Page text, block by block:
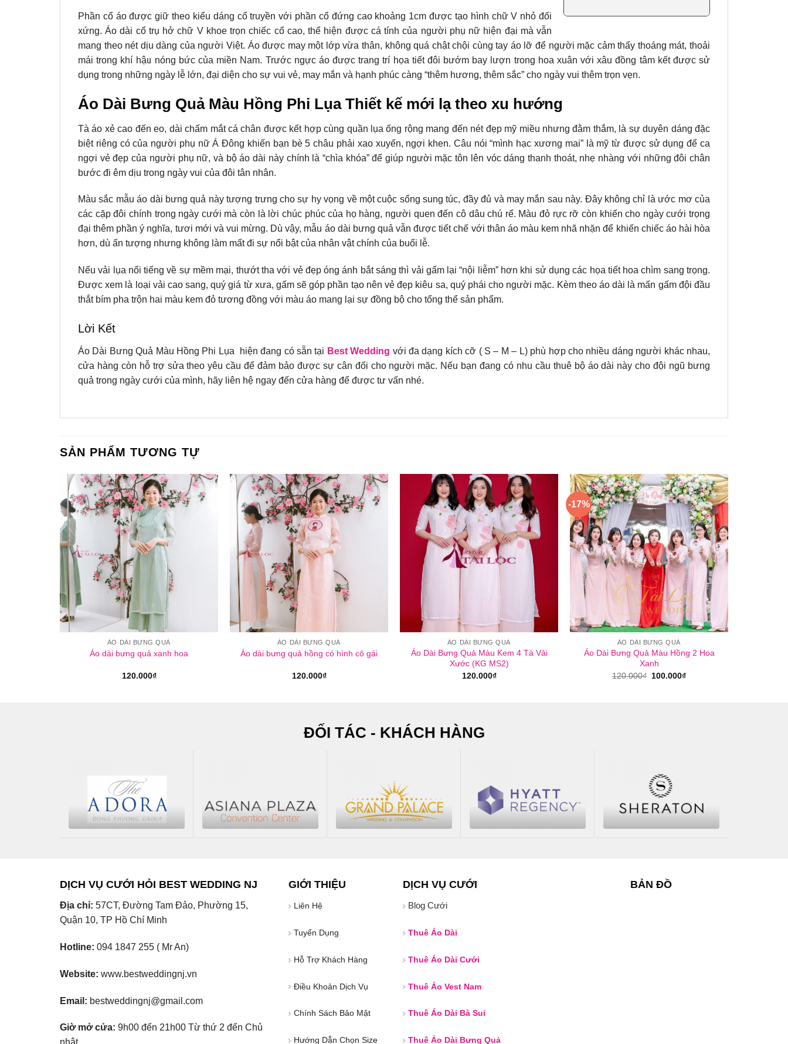
Phần cổ áo được giữ theo kiểu dáng cổ truyền với phần cổ đứng cao khoảng 1cm được tạo hình chữ V nhỏ đối
xứng. Áo dài cổ trụ hở chữ V khoe trọn chiếc cổ cao, thể hiện được cá tính của người phụ nữ hiện đại mà vẫn
mang theo nét dịu dàng của người Việt. Áo được may một lớp vừa thân, không quá chật chội cùng tay áo lỡ để người mặc cảm thấy thoáng mát, thoải
mái trong khí hậu nóng bức của miền Nam. Trước ngực áo được trang trí họa tiết đôi bướm bay lượn trong hoa xuân với xâu đồng tâm kết được sử
dụng trong những ngày lễ lớn, đại diện cho sự vui vẻ, may mắn và hạnh phúc càng “thêm hương, thêm sắc” cho ngày vui thêm trọn vẹn.
Áo Dài Bưng Quả Màu Hồng Phi Lụa Thiết kế mới lạ theo xu hướng
Tà áo xẻ cao đến eo, dài chấm mắt cá chân được kết hợp cùng quần lụa ống rộng mang đến nét đẹp mỹ miều nhưng đằm thắm, là sự duyên dáng đặc
biệt riêng có của người phụ nữ Á Đông khiến bạn bè 5 châu phải xao xuyến, ngợi khen. Câu nói “mình hạc xương mai” là mỹ từ được sử dụng để ca
ngợi vẻ đẹp của người phụ nữ, và bộ áo dài này chính là “chìa khóa” để giúp người mặc tôn lên vóc dáng thanh thoát, nhẹ nhàng với những đôi chân
bước đi êm dịu trong ngày vui của đôi tân nhân.
Màu sắc mẫu áo dài bưng quả này tượng trưng cho sự hy vọng về một cuộc sống sung túc, đầy đủ và may mắn sau này. Đây không chỉ là ước mơ của
các cặp đôi chính trong ngày cưới mà còn là lời chúc phúc của họ hàng, người quen đến cô dâu chú rể. Màu đỏ rực rỡ còn khiến cho ngày cưới trọng
đại thêm phần ý nghĩa, tươi mới và vui mừng. Dù vậy, mẫu áo dài bưng quả vẫn được tiết chế với thân áo màu kem nhã nhặn để khiến chiếc áo hài hòa
hơn, dù ấn tượng nhưng không làm mất đi sự nổi bật của nhân vật chính của buổi lễ.
Nếu vải lụa nổi tiếng về sự mềm mại, thướt tha với vẻ đẹp óng ánh bắt sáng thì vải gấm lại “nội liễm” hơn khi sử dụng các họa tiết hoa chìm sang trọng.
Được xem là loại vải cao sang, quý giá từ xưa, gấm sẽ góp phần tạo nên vẻ đẹp kiêu sa, quý phái cho người mặc. Kèm theo áo dài là mấn gấm đội đầu
thắt bím pha trộn hai màu kem đỏ tương đồng với màu áo mang lại sự đồng bộ cho tổng thể sản phẩm.
Lời Kết
Áo Dài Bưng Quả Màu Hồng Phi Lụa hiện đang có sẵn tại Best Wedding với đa dạng kích cỡ ( S – M – L) phù hợp cho nhiều dáng người khác nhau,
cửa hàng còn hỗ trợ sửa theo yêu cầu để đảm bảo được sự cân đối cho người mặc. Nếu bạn đang có nhu cầu thuê bộ áo dài này cho đội ngũ bưng
quả trong ngày cưới của mình, hãy liên hệ ngay đến cửa hàng để được tư vấn nhé.
SẢN PHẨM TƯƠNG TỰ
ÁO DÀI BƯNG QUẢ
Áo dài bưng quả xanh hoa
120.000₫
ÁO DÀI BƯNG QUẢ
Áo dài bưng quả hồng có hình cô gái
120.000₫
ÁO DÀI BƯNG QUẢ
Áo Dài Bưng Quả Màu Kem 4 Tà Vải
Xước (KG MS2)
120.000₫
-17%
ÁO DÀI BƯNG QUẢ
Áo Dài Bưng Quả Màu Hồng 2 Hoa
Xanh
120.000₫ Giá
100.000₫Giá
ĐỐI TÁC - KHÁCH HÀNG
DỊCH VỤ CƯỚI HỎI BEST WEDDING NJ
Địa chỉ: 57CT, Đường Tam Đảo, Phường 15,
Quận 10, TP Hồ Chí Minh
Hotline: 094 1847 255 ( Mr An)
Website: www.bestweddingnj.vn
Email: bestweddingnj@gmail.com
Giờ mở cửa: 9h00 đến 21h00 Từ thứ 2 đến Chủ
GIỚI THIỆU
Liên Hệ
Tuyển Dụng
Hỗ Trợ Khách Hàng
Điều Khoản Dịch Vụ
Chính Sách Bảo Mật
Hướng Dẫn Chọn Size
DỊCH VỤ CƯỚI
Blog Cưới
Thuê Áo Dài
Thuê Áo Dài Cưới
Thuê Áo Vest Nam
Thuê Áo Dài Bà Sui
Thuê Áo Dài Bưng Quả
BẢN ĐỒ